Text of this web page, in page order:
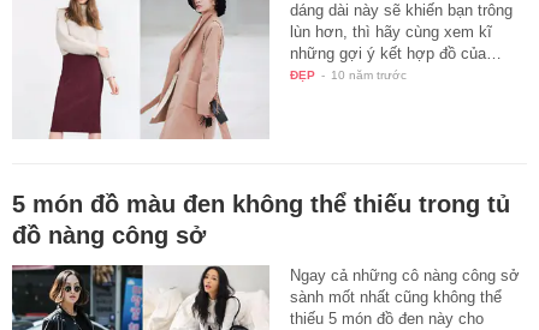
dáng dài này sẽ khiến bạn trông
lùn hơn, thì hãy cùng xem kĩ
những gợi ý kết hợp đồ của…
ĐẸP - 10 năm trước
5 món đồ màu đen không thể thiếu trong tủ
đồ nàng công sở
Ngay cả những cô nàng công sở
sành mốt nhất cũng không thể
thiếu 5 món đồ đen này cho